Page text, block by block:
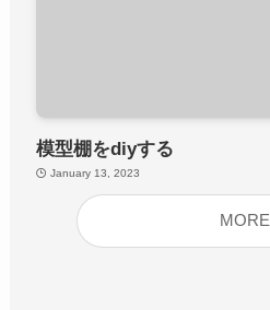
模型棚をdiyする
January 13, 2023
MORE